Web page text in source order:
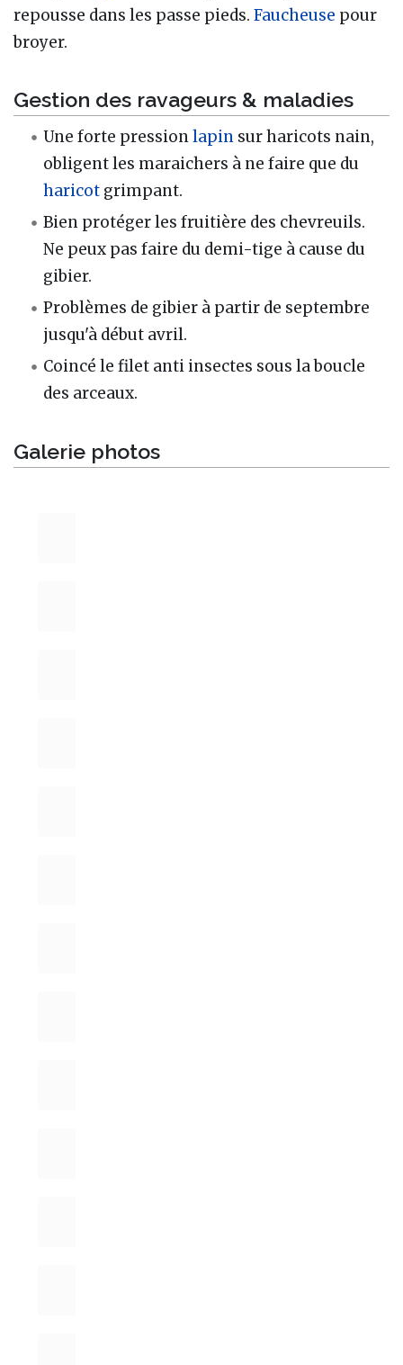
repousse dans les passe pieds. Faucheuse pour
broyer.
Gestion des ravageurs & maladies
Une forte pressionlapin sur haricots nain,
obligent les maraichers à ne faire que du
haricot grimpant.
Bien protéger les fruitière des chevreuils.
Ne peux pas faire du demi-tige à cause du
gibier.
Problèmes de gibier à partir de septembre
jusqu'à début avril.
Coincé le filet anti insectes sous la boucle
des arceaux.
Galerie photos